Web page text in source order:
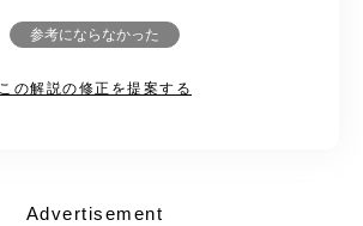
参考にならなかった
この解説の修正を提案する
Advertisement